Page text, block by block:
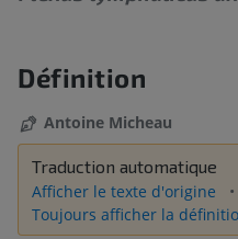
Définition
Antoine Micheau
Traduction automatique
Afficher le texte d'origine
Toujours afficher la